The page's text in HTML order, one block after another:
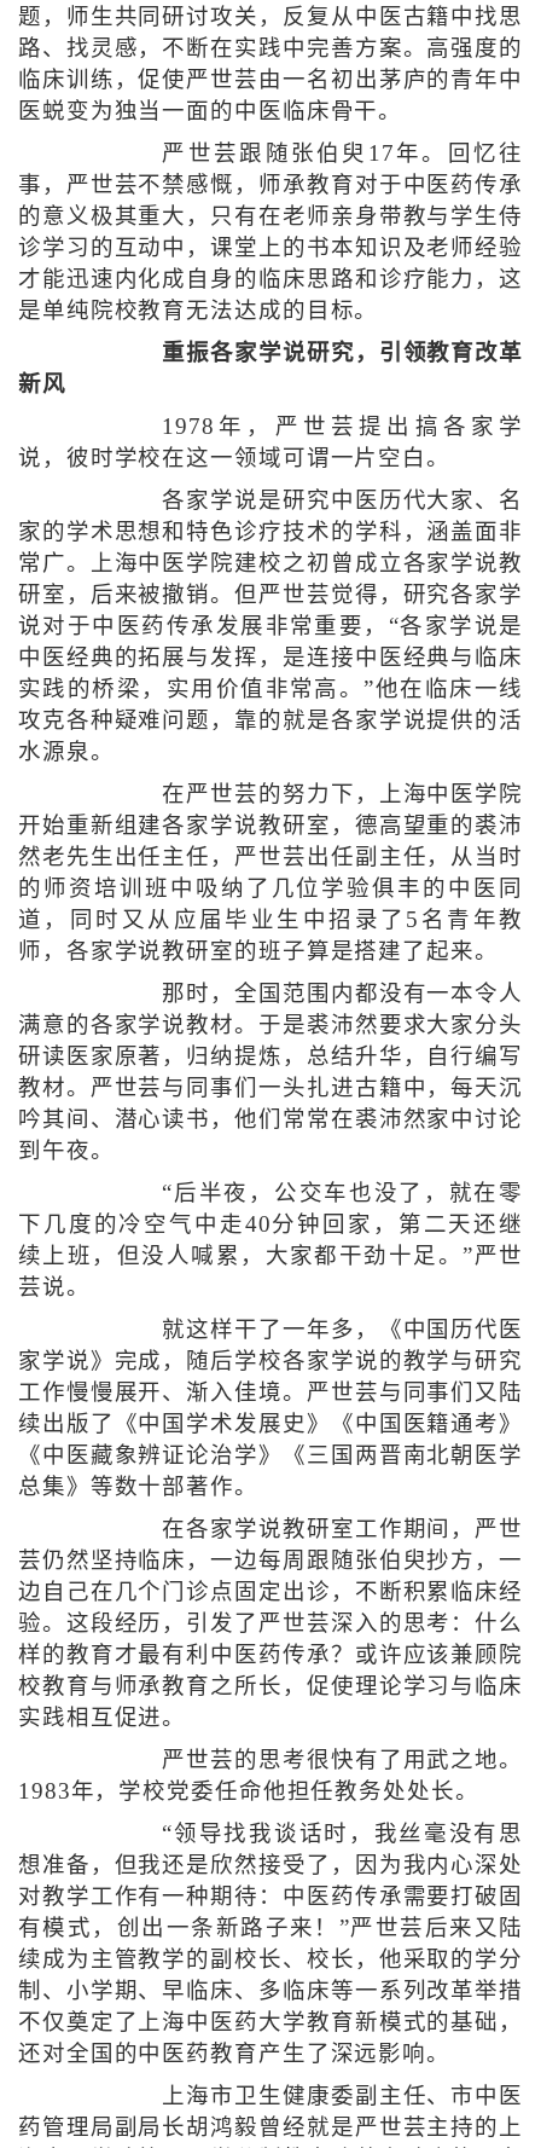
题，师生共同研讨攻关，反复从中医古籍中找思
路、找灵感，不断在实践中完善方案。高强度的
临床训练，促使严世芸由一名初出茅庐的青年中
医蜕变为独当一面的中医临床骨干。
严世芸跟随张伯臾17年。回忆往
事，严世芸不禁感慨，师承教育对于中医药传承
的意义极其重大，只有在老师亲身带教与学生侍
诊学习的互动中，课堂上的书本知识及老师经验
才能迅速内化成自身的临床思路和诊疗能力，这
是单纯院校教育无法达成的目标。
重振各家学说研究，引领教育改革
新风
1978年，严世芸提出搞各家学
说，彼时学校在这一领域可谓一片空白。
各家学说是研究中医历代大家、名
家的学术思想和特色诊疗技术的学科，涵盖面非
常广。上海中医学院建校之初曾成立各家学说教
研室，后来被撤销。但严世芸觉得，研究各家学
说对于中医药传承发展非常重要，“各家学说是
中医经典的拓展与发挥，是连接中医经典与临床
实践的桥梁，实用价值非常高。”他在临床一线
攻克各种疑难问题，靠的就是各家学说提供的活
水源泉。
在严世芸的努力下，上海中医学院
开始重新组建各家学说教研室，德高望重的裘沛
然老先生出任主任，严世芸出任副主任，从当时
的师资培训班中吸纳了几位学验俱丰的中医同
道，同时又从应届毕业生中招录了5名青年教
师，各家学说教研室的班子算是搭建了起来。
那时，全国范围内都没有一本令人
满意的各家学说教材。于是裘沛然要求大家分头
研读医家原著，归纳提炼，总结升华，自行编写
教材。严世芸与同事们一头扎进古籍中，每天沉
吟其间、潜心读书，他们常常在裘沛然家中讨论
到午夜。
“后半夜，公交车也没了，就在零
下几度的冷空气中走40分钟回家，第二天还继
续上班，但没人喊累，大家都干劲十足。”严世
芸说。
就这样干了一年多，《中国历代医
家学说》完成，随后学校各家学说的教学与研究
工作慢慢展开、渐入佳境。严世芸与同事们又陆
续出版了《中国学术发展史》《中国医籍通考》
《中医藏象辨证论治学》《三国两晋南北朝医学
总集》等数十部著作。
在各家学说教研室工作期间，严世
芸仍然坚持临床，一边每周跟随张伯臾抄方，一
边自己在几个门诊点固定出诊，不断积累临床经
验。这段经历，引发了严世芸深入的思考：什么
样的教育才最有利中医药传承？或许应该兼顾院
校教育与师承教育之所长，促使理论学习与临床
实践相互促进。
严世芸的思考很快有了用武之地。
1983年，学校党委任命他担任教务处处长。
“领导找我谈话时，我丝毫没有思
想准备，但我还是欣然接受了，因为我内心深处
对教学工作有一种期待：中医药传承需要打破固
有模式，创出一条新路子来！”严世芸后来又陆
续成为主管教学的副校长、校长，他采取的学分
制、小学期、早临床、多临床等一系列改革举措
不仅奠定了上海中医药大学教育新模式的基础，
还对全国的中医药教育产生了深远影响。
上海市卫生健康委副主任、市中医
药管理局副局长胡鸿毅曾经就是严世芸主持的上